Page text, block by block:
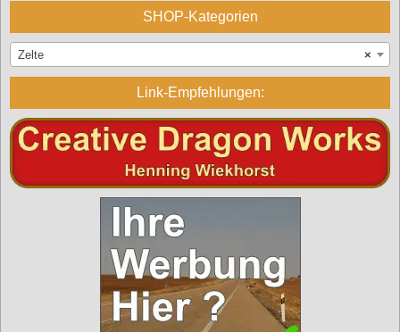
SHOP-Kategorien
×
Zelte
Link-Empfehlungen: